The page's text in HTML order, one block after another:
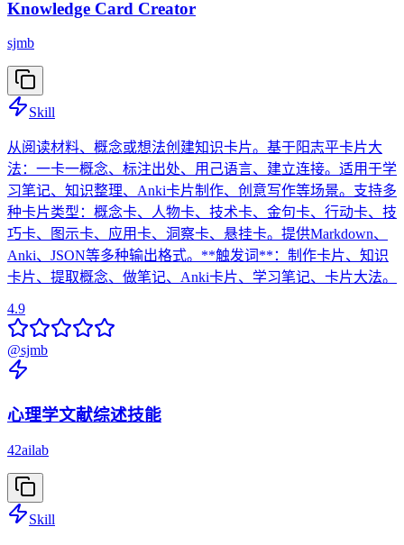
Knowledge Card Creator
sjmb
Skill
从阅读材料、概念或想法创建知识卡片。基于阳志平卡片大
法：一卡一概念、标注出处、用己语言、建立连接。适用于学
习笔记、知识整理、Anki卡片制作、创意写作等场景。支持多
种卡片类型：概念卡、人物卡、技术卡、金句卡、行动卡、技
巧卡、图示卡、应用卡、洞察卡、悬挂卡。提供Markdown、
Anki、JSON等多种输出格式。**触发词**：制作卡片、知识
卡片、提取概念、做笔记、Anki卡片、学习笔记、卡片大法。
4.9
@sjmb
心理学文献综述技能
42ailab
Skill